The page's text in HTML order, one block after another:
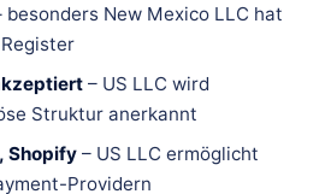
besonders New Mexico LLC hat
– US LLC wird
Struktur anerkannt
Shopify – US LLC ermöglicht
Providern